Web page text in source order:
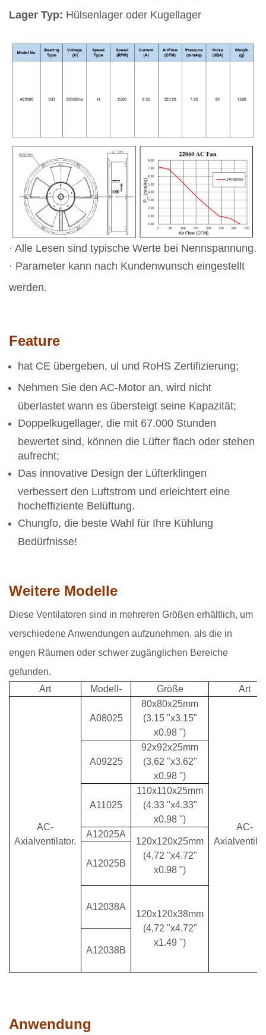
Lager Typ: Hülsenlager oder Kugellager
· Alle Lesen sind typische Werte bei Nennspannung.
· Parameter kann nach Kundenwunsch eingestellt
werden.
Feature
hat CE übergeben, ul und RoHS Zertifizierung;
Nehmen Sie den AC-Motor an, wird nicht
überlastet wann es übersteigt seine Kapazität;
Doppelkugellager, die mit 67.000 Stunden
bewertet sind, können die Lüfter flach oder stehen
aufrecht;
Das innovative Design der Lüfterklingen
verbessert den Luftstrom und erleichtert eine
hocheffiziente Belüftung.
Chungfo, die beste Wahl für Ihre Kühlung
Bedürfnisse!
Weitere Modelle
Diese Ventilatoren sind in mehreren Größen erhältlich, um
verschiedene Anwendungen aufzunehmen. als die in
engen Räumen oder schwer zugänglichen Bereiche
gefunden.
Art
Modell- Größe Art
AC-
Axialventilator.
A08025
80x80x25mm
(3.15 "x3.15"
x0.98 ")
AC-
A09225
92x92x25mm
(3,62 "x3.62"
x0.98 ")
A11025
110x110x25mm
(4.33 "x4.33"
x0.98 ")
A12025A
120x120x25mm
(4,72 "x4.72"
x0.98 ")
A12025B
A12038A
120x120x38mm
(4,72 "x4.72"
x1.49 ")
A12038B
Anwendung